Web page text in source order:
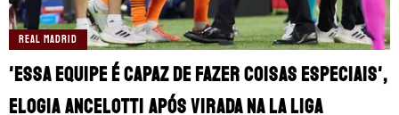
REAL MADRID
'Essa equipe é capaz de fazer coisas especiais',
elogia Ancelotti após virada na La Liga